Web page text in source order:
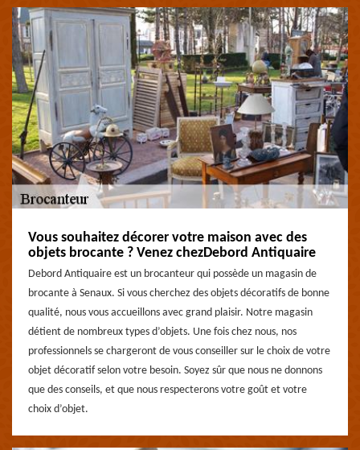
Vous souhaitez décorer votre maison avec des
objets brocante ? Venez chezDebord Antiquaire
Debord Antiquaire est un brocanteur qui possède un magasin de
brocante à Senaux. Si vous cherchez des objets décoratifs de bonne
qualité, nous vous accueillons avec grand plaisir. Notre magasin
détient de nombreux types d’objets. Une fois chez nous, nos
professionnels se chargeront de vous conseiller sur le choix de votre
objet décoratif selon votre besoin. Soyez sûr que nous ne donnons
que des conseils, et que nous respecterons votre goût et votre
choix d’objet.